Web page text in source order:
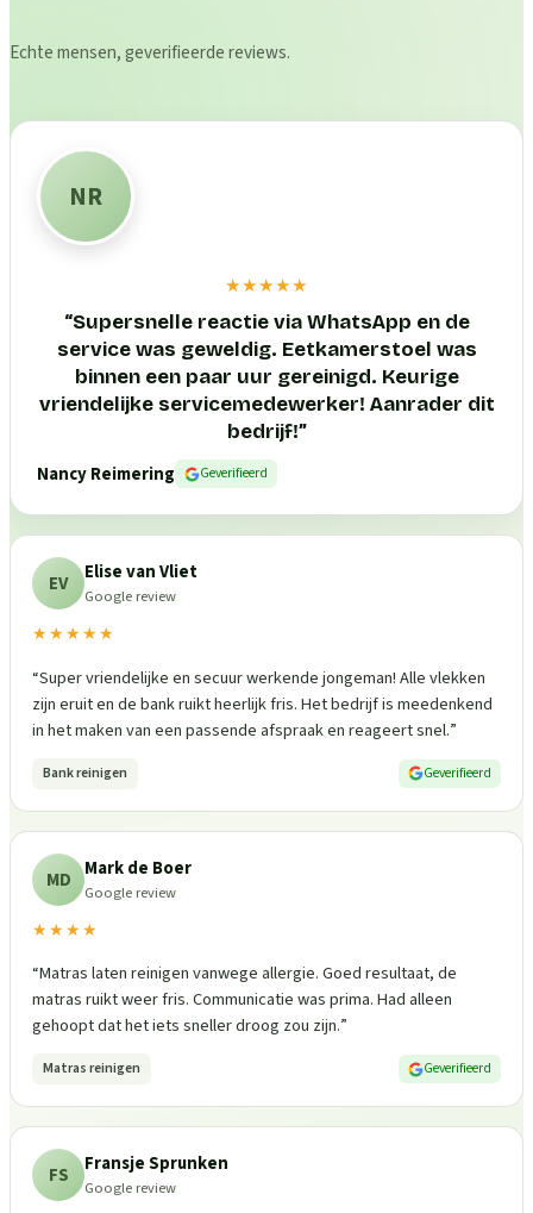
Echte mensen, geverifieerde reviews.
NR
★★★★★
“Supersnelle reactie via WhatsApp en de
service was geweldig. Eetkamerstoel was
binnen een paar uur gereinigd. Keurige
vriendelijke servicemedewerker! Aanrader dit
bedrijf!”
Nancy Reimering
Geverifieerd
EV Elise van Vliet
Google review
★★★★★
“Super vriendelijke en secuur werkende jongeman! Alle vlekken
zijn eruit en de bank ruikt heerlijk fris. Het bedrijf is meedenkend
in het maken van een passende afspraak en reageert snel.”
Bank reinigen Geverifieerd
MD Mark de Boer
Google review
★★★★
“Matras laten reinigen vanwege allergie. Goed resultaat, de
matras ruikt weer fris. Communicatie was prima. Had alleen
gehoopt dat het iets sneller droog zou zijn.”
Matras reinigen Geverifieerd
FS Fransje Sprunken
Google review